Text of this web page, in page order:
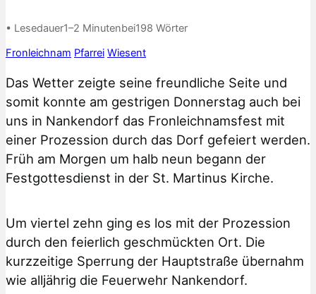
• Lesedauer1–2 Minutenbei198 Wörter
Fronleichnam Pfarrei Wiesent
Das Wetter zeigte seine freundliche Seite und
somit konnte am gestrigen Donnerstag auch bei
uns in Nankendorf das Fronleichnamsfest mit
einer Prozession durch das Dorf gefeiert werden.
Früh am Morgen um halb neun begann der
Festgottesdienst in der St. Martinus Kirche.
Um viertel zehn ging es los mit der Prozession
durch den feierlich geschmückten Ort. Die
kurzzeitige Sperrung der Hauptstraße übernahm
wie alljährig die Feuerwehr Nankendorf.